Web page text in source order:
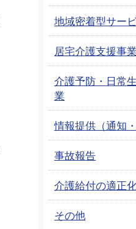
地域密着型サー
居宅介護支援事業
介護予防・日常
業
情報提供（通知
事故報告
介護給付の適正
その他